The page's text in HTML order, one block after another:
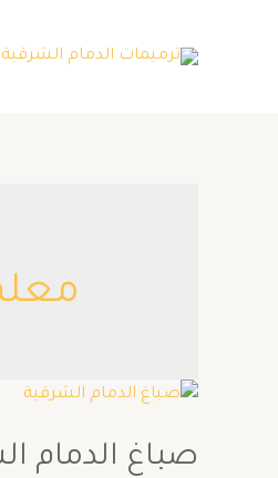
صباغ الدمام